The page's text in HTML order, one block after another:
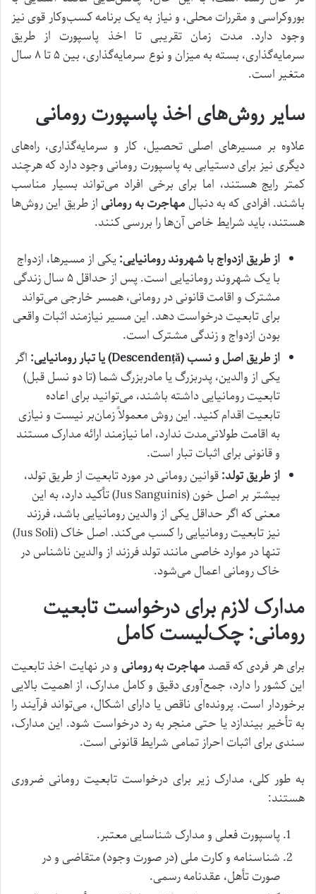
بوروکراسی و مقررات محلی، و نیاز به یک برنامه کسب‌وکار قوی نیز
وجود دارد. مدت زمان تقریبی تا اخذ پاسپورت از طریق
سرمایه‌گذاری، بسته به میزان و نوع سرمایه‌گذاری، بین ۵ تا ۸ سال
متغیر است.
سایر روش‌های اخذ پاسپورت رومانی
علاوه بر مسیرهای اصلی تحصیل، کار و سرمایه‌گذاری، راه‌های
دیگری نیز برای دستیابی به پاسپورت رومانی وجود دارد که هرچند
کمتر رایج هستند، اما برای برخی افراد می‌تواند بسیار مناسب
باشند. افرادی که به دنبال مهاجرت به رومانی از طریق این روش‌ها
هستند، باید شرایط خاص آن‌ها را بررسی کنند.
از طریق ازدواج با شهروند رومانیایی:یکی از مسیرها، ازدواج
با یک شهروند رومانیایی است. پس از حداقل ۵ سال زندگی
مشترک و اقامت قانونی در رومانی، همسر خارجی می‌تواند
برای تابعیت درخواست دهد. این مسیر نیازمند اثبات واقعی
بودن ازدواج و زندگی مشترک است.
از طریق اصل و نسب (Descendență) یا تبار رومانیایی:
اگر
یکی از والدین، پدربزرگ یا مادربزرگ شما (تا دو نسل قبل)
تابعیت رومانیایی داشته باشند، می‌توانید برای اعاده
تابعیت اقدام کنید. این روش معمولاً زمان‌بر نیست و نیازی
به اقامت طولانی‌مدت ندارد، اما نیازمند ارائه مدارک مستند
و قانونی برای اثبات تبار است.
از طریق تولد:قوانین رومانی در مورد تابعیت از طریق تولد،
بیشتر بر اصل خون (Jus Sanguinis) تأکید دارد، به این
معنی که اگر حداقل یکی از والدین رومانیایی باشد، فرزند
نیز تابعیت رومانیایی را کسب می‌کند. اصل خاک (Jus Soli)
تنها در موارد خاصی مانند تولد فرزند از والدین ناشناس در
خاک رومانی اعمال می‌شود.
مدارک لازم برای درخواست تابعیت
رومانی: چک‌لیست کامل
برای هر فردی که قصد مهاجرت به رومانی و در نهایت اخذ تابعیت
این کشور را دارد، جمع‌آوری دقیق و کامل مدارک، از اهمیت بالایی
برخوردار است. پرونده‌ای ناقص یا دارای اشکال، می‌تواند فرآیند را
به تأخیر بیندازد یا حتی منجر به رد درخواست شود. این مدارک،
سندی برای اثبات احراز تمامی شرایط قانونی است.
به طور کلی، مدارک زیر برای درخواست تابعیت رومانی ضروری
هستند:
پاسپورت فعلی و مدارک شناسایی معتبر.
شناسنامه و کارت ملی (در صورت وجود) متقاضی و در
صورت تأهل، عقدنامه رسمی.